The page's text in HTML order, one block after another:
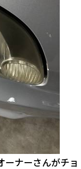
ーナーさんがチョ